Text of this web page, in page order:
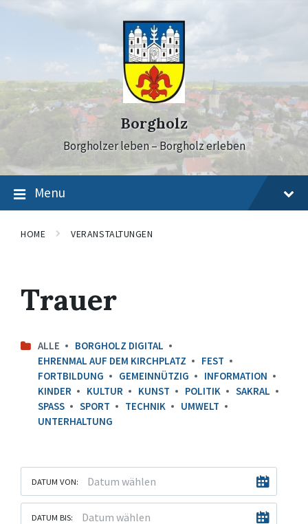
Borgholz
Borgholzer leben – Borgholz erleben
Menu
HOME VERANSTALTUNGEN
Trauer
ALLE
BORGHOLZ DIGITAL
EHRENMAL AUF DEM KIRCHPLATZ
FEST
FORTBILDUNG
GEMEINNÜTZIG
INFORMATION
KINDER
KULTUR KUNST POLITIK
SAKRAL
SPASS
SPORT TECHNIK
UMWELT
UNTERHALTUNG
DATUM VON:
DATUM BIS: